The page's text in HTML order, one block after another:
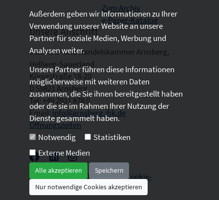
Zum Archiv
e-Paper-Katalog
Unsere Anschrift
Industrie- und Handelskammer Arnsberg,
Hellweg-Sauerland
Königstraße 18-20
D 59821 Arnsberg
Tel: +49 2931 878 0
Email:info@arnsberg.ihk.de
Öffnungszeiten
2026 © All Rights Reserved. |Cookie-
Einwilligung
Außerdem geben wir Informationen zu Ihrer
Verwendung unserer Website an unsere
Partner für soziale Medien, Werbung und
Analysen weiter.
Unsere Partner führen diese Informationen
möglicherweise mit weiteren Daten
zusammen, die Sie ihnen bereitgestellt haben
oder die sie im Rahmen Ihrer Nutzung der
Dienste gesammelt haben.
Notwendig
Statistiken
Externe Medien
Alle akzeptieren
Speichern
Nur notwendige Cookies akzeptieren